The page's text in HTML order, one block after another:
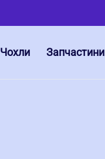
Чохли Запчастини